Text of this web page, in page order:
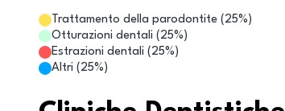
Trattamento della parodontite ( 25%)
Otturazioni dentali ( 25%)
Estrazioni dentali ( 25%)
Altri ( 25%)